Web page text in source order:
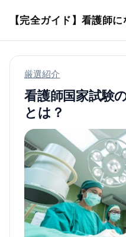
厳選紹介
看護師国家試験
とは？